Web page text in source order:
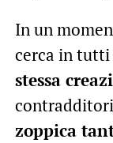
In un
cerca in
stessa
zoppica